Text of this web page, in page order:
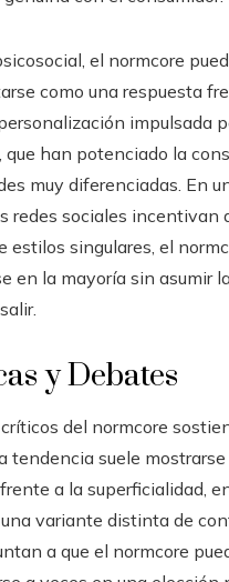
el normcore
como una respuesta
impulsada
que han potenciado la
muy diferenciadas. En
redes sociales incentivan
estilos singulares, el
en la mayoría sin asumir
y Debates
del normcore
tendencia suele
a la superficialidad,
variante distinta de
a que el normcore